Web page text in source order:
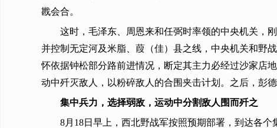
戡会合。
这时，毛泽东、周恩来和任弼时率领的中央机关，
并控制无定河及米脂、葭（佳）县之线，中央机关和野
怀依据钟松部分路前进情况，断定其主力必经过沙家店
动中歼灭敌人，以粉碎敌人的合围夹击计划。之后，彭
集中兵力，选择弱敌，运动中分割敌人围而歼之
8月18日早上，西北野战军按照预期部署，到达各